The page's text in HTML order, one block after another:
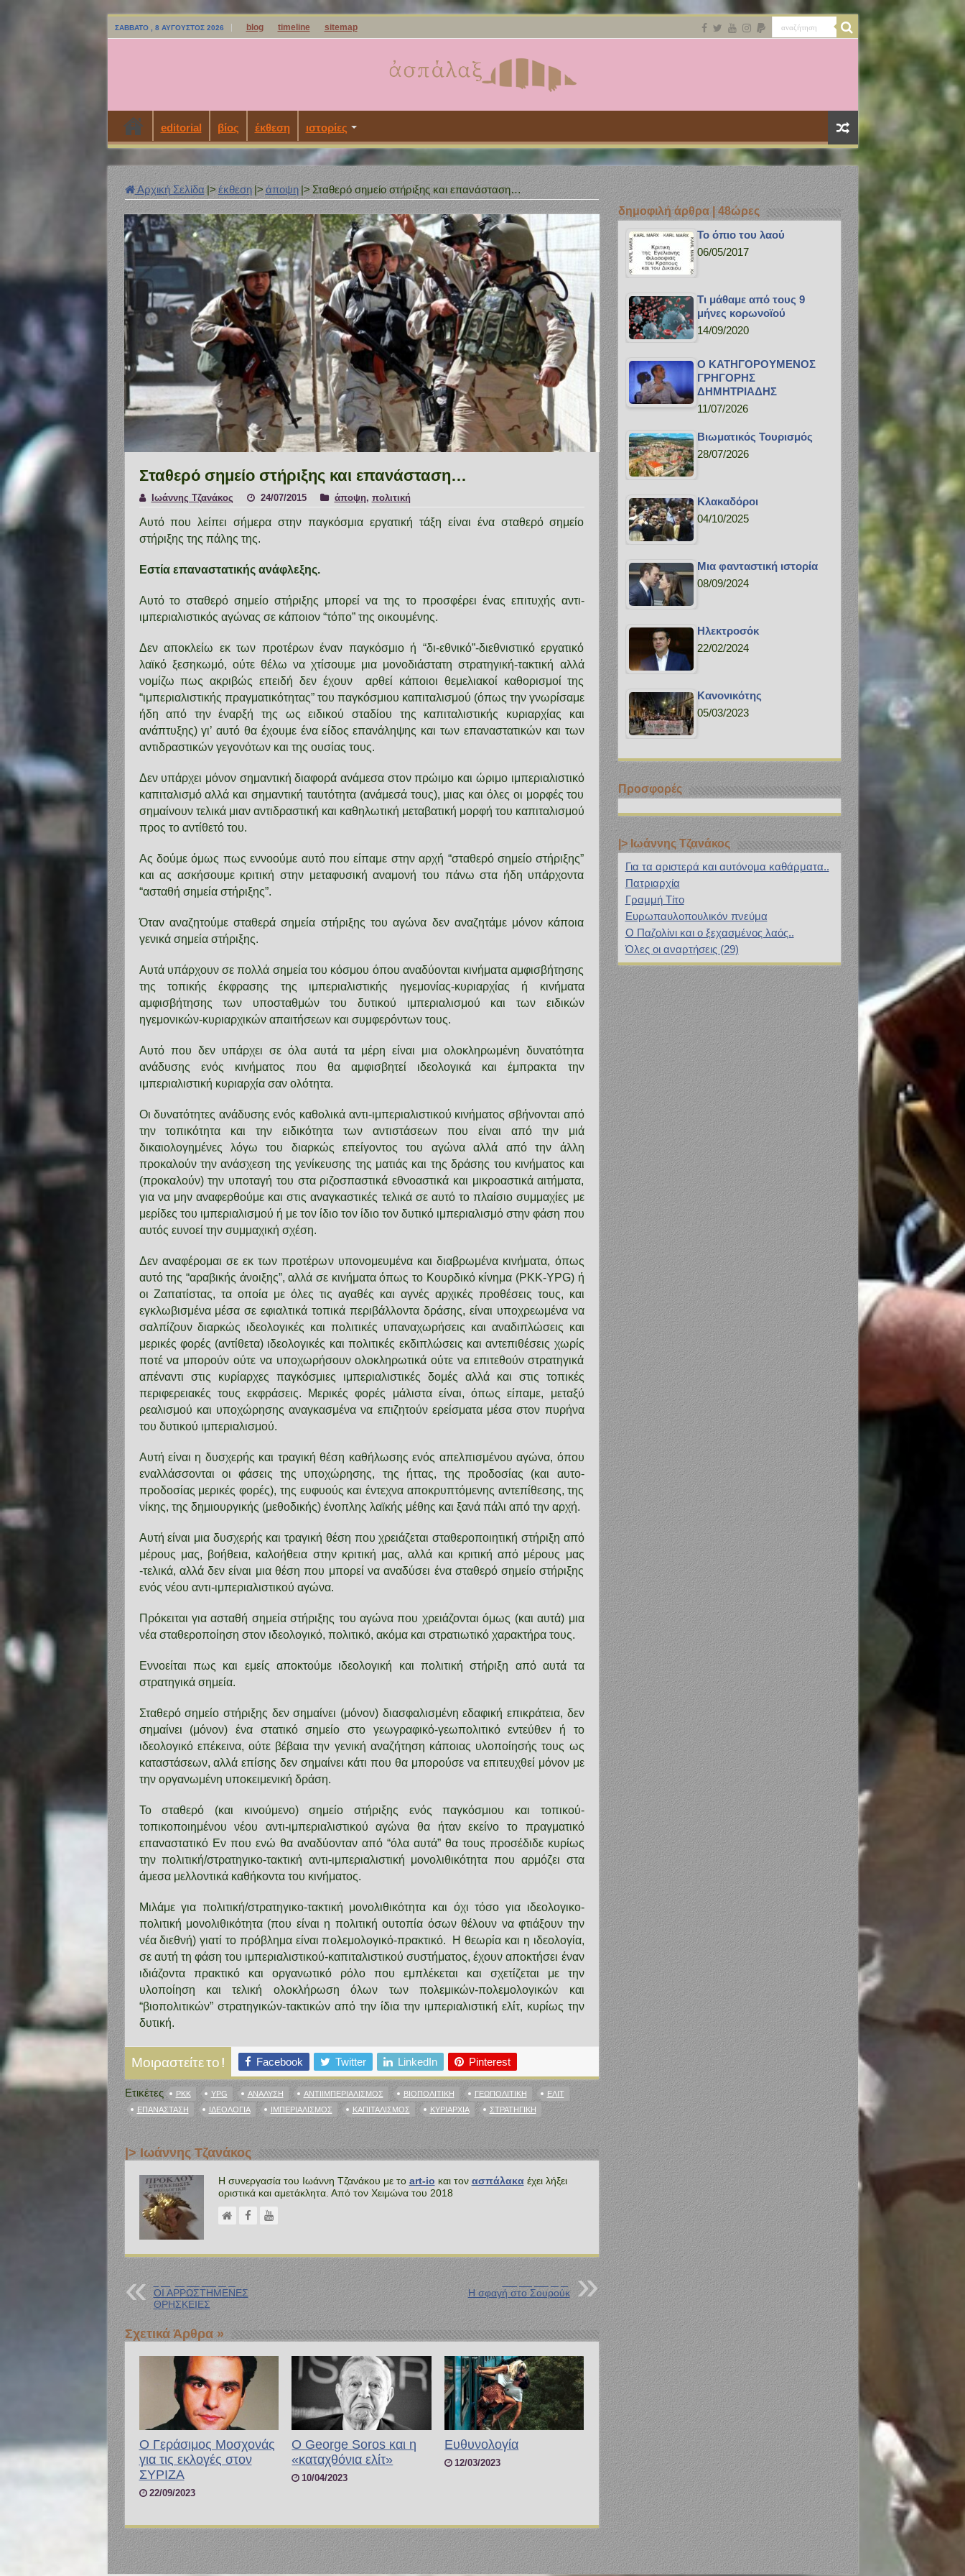
ΣΆΒΒΑΤΟ , 8 ΑΎΓΟΥΣΤΟΣ 2026 blog timeline sitemap
editorial βίος έκθεση ιστορίες
Αρχική Σελίδα |>έκθεση |> άποψη |> Σταθερό σημείο στήριξης και επανάσταση…
Σταθερό σημείο στήριξης και επανάσταση…
Ιωάννης Τζανάκος 24/07/2015 άποψη, πολιτική
Αυτό που λείπει σήμερα στην παγκόσμια εργατική τάξη είναι ένα σταθερό σημείο
στήριξης της πάλης της.
Εστία επαναστατικής ανάφλεξης.
Αυτό το σταθερό σημείο στήριξης μπορεί να της το προσφέρει ένας επιτυχής αντι-
ιμπεριαλιστικός αγώνας σε κάποιον “τόπο” της οικουμένης.
Δεν αποκλείω εκ των προτέρων έναν παγκόσμιο ή “δι-εθνικό”-διεθνιστικό εργατικό
λαϊκό ξεσηκωμό, ούτε θέλω να χτίσουμε μια μονοδιάστατη στρατηγική-τακτική αλλά
νομίζω πως ακριβώς επειδή δεν έχουν αρθεί κάποιοι θεμελιακοί καθορισμοί της
“ιμπεριαλιστικής πραγματικότητας” του παγκόσμιου καπιταλισμού (όπως την γνωρίσαμε
ήδη από την έναρξή της ως ειδικού σταδίου της καπιταλιστικής κυριαρχίας και
ανάπτυξης) γι’ αυτό θα έχουμε ένα είδος επανάληψης και των επαναστατικών και των
αντιδραστικών γεγονότων και της ουσίας τους.
Δεν υπάρχει μόνον σημαντική διαφορά ανάμεσα στον πρώιμο και ώριμο ιμπεριαλιστικό
καπιταλισμό αλλά και σημαντική ταυτότητα (ανάμεσά τους), μιας και όλες οι μορφές του
σημαίνουν τελικά μιαν αντιδραστική και καθηλωτική μεταβατική μορφή του καπιταλισμού
προς το αντίθετό του.
Ας δούμε όμως πως εννοούμε αυτό που είπαμε στην αρχή “σταθερό σημείο στήριξης”
και ας ασκήσουμε κριτική στην μεταφυσική αναμονή του πάνω στα ήδη υπάρχοντα
“ασταθή σημεία στήριξης”.
Όταν αναζητούμε σταθερά σημεία στήριξης του αγώνα δεν αναζητάμε μόνον κάποια
γενικά σημεία στήριξης.
Αυτά υπάρχουν σε πολλά σημεία του κόσμου όπου αναδύονται κινήματα αμφισβήτησης
της τοπικής έκφρασης της ιμπεριαλιστικής ηγεμονίας-κυριαρχίας ή κινήματα
αμφισβήτησης των υποσταθμών του δυτικού ιμπεριαλισμού και των ειδικών
ηγεμονικών-κυριαρχικών απαιτήσεων και συμφερόντων τους.
Αυτό που δεν υπάρχει σε όλα αυτά τα μέρη είναι μια ολοκληρωμένη δυνατότητα
ανάδυσης ενός κινήματος που θα αμφισβητεί ιδεολογικά και έμπρακτα την
ιμπεριαλιστική κυριαρχία σαν ολότητα.
Οι δυνατότητες ανάδυσης ενός καθολικά αντι-ιμπεριαλιστικού κινήματος σβήνονται από
την τοπικότητα και την ειδικότητα των αντιστάσεων που είναι από την μιά
δικαιολογημένες λόγω του διαρκώς επείγοντος του αγώνα αλλά από την άλλη
προκαλούν την ανάσχεση της γενίκευσης της ματιάς και της δράσης του κινήματος και
(προκαλούν) την υποταγή του στα ριζοσπαστικά εθνοαστικά και μικροαστικά αιτήματα,
για να μην αναφερθούμε και στις αναγκαστικές τελικά σε αυτό το πλαίσιο συμμαχίες με
μερίδες του ιμπεριαλισμού ή με τον ίδιο τον ίδιο τον δυτικό ιμπεριαλισμό στην φάση που
αυτός ευνοεί την συμμαχική σχέση.
Δεν αναφέρομαι σε εκ των προτέρων υπονομευμένα και διαβρωμένα κινήματα, όπως
αυτό της “αραβικής άνοιξης”, αλλά σε κινήματα όπως το Κουρδικό κίνημα (PKK-YPG) ή
οι Ζαπατίστας, τα οποία με όλες τις αγαθές και αγνές αρχικές προθέσεις τους, και
εγκλωβισμένα μέσα σε εφιαλτικά τοπικά περιβάλλοντα δράσης, είναι υποχρεωμένα να
σαλπίζουν διαρκώς ιδεολογικές και πολιτικές υπαναχωρήσεις και αναδιπλώσεις και
μερικές φορές (αντίθετα) ιδεολογικές και πολιτικές εκδιπλώσεις και αντεπιθέσεις χωρίς
ποτέ να μπορούν ούτε να υποχωρήσουν ολοκληρωτικά ούτε να επιτεθούν στρατηγικά
απέναντι στις κυρίαρχες παγκόσμιες ιμπεριαλιστικές δομές αλλά και στις τοπικές
περιφερειακές τους εκφράσεις. Μερικές φορές μάλιστα είναι, όπως είπαμε, μεταξύ
ρεαλισμού και υποχώρησης αναγκασμένα να επιζητούν ερείσματα μέσα στον πυρήνα
του δυτικού ιμπεριαλισμού.
Αυτή είναι η δυσχερής και τραγική θέση καθήλωσης ενός απελπισμένου αγώνα, όπου
εναλλάσσονται οι φάσεις της υποχώρησης, της ήττας, της προδοσίας (και αυτο-
προδοσίας μερικές φορές), της ευφυούς και έντεχνα αποκρυπτόμενης αντεπίθεσης, της
νίκης, της δημιουργικής (μεθοδικής) ένοπλης λαϊκής μέθης και ξανά πάλι από την αρχή.
Αυτή είναι μια δυσχερής και τραγική θέση που χρειάζεται σταθεροποιητική στήριξη από
μέρους μας, βοήθεια, καλοήθεια στην κριτική μας, αλλά και κριτική από μέρους μας
-τελικά, αλλά δεν είναι μια θέση που μπορεί να αναδύσει ένα σταθερό σημείο στήριξης
ενός νέου αντι-ιμπεριαλιστικού αγώνα.
Πρόκειται για ασταθή σημεία στήριξης του αγώνα που χρειάζονται όμως (και αυτά) μια
νέα σταθεροποίηση στον ιδεολογικό, πολιτικό, ακόμα και στρατιωτικό χαρακτήρα τους.
Εννοείται πως και εμείς αποκτούμε ιδεολογική και πολιτική στήριξη από αυτά τα
στρατηγικά σημεία.
Σταθερό σημείο στήριξης δεν σημαίνει (μόνον) διασφαλισμένη εδαφική επικράτεια, δεν
σημαίνει (μόνον) ένα στατικό σημείο στο γεωγραφικό-γεωπολιτικό εντεύθεν ή το
ιδεολογικό επέκεινα, ούτε βέβαια την γενική αναζήτηση κάποιας υλοποίησής τους ως
καταστάσεων, αλλά επίσης δεν σημαίνει κάτι που θα μπορούσε να επιτευχθεί μόνον με
την οργανωμένη υποκειμενική δράση.
Το σταθερό (και κινούμενο) σημείο στήριξης ενός παγκόσμιου και τοπικού-
τοπικοποιημένου νέου αντι-ιμπεριαλιστικού αγώνα θα ήταν εκείνο το πραγματικό
επαναστατικό Εν που ενώ θα αναδύονταν από “όλα αυτά” θα τους προσέδιδε κυρίως
την πολιτική/στρατηγικο-τακτική αντι-ιμπεριαλιστική μονολιθικότητα που αρμόζει στα
άμεσα μελλοντικά καθήκοντα του κινήματος.
Μιλάμε για πολιτική/στρατηγικο-τακτική μονολιθικότητα και όχι τόσο για ιδεολογικο-
πολιτική μονολιθικότητα (που είναι η πολιτική ουτοπία όσων θέλουν να φτιάξουν την
νέα διεθνή) γιατί το πρόβλημα είναι πολεμολογικό-πρακτικό. Η θεωρία και η ιδεολογία,
σε αυτή τη φάση του ιμπεριαλιστικού-καπιταλιστικού συστήματος, έχουν αποκτήσει έναν
ιδιάζοντα πρακτικό και οργανωτικό ρόλο που εμπλέκεται και σχετίζεται με την
υλοποίηση και τελική ολοκλήρωση όλων των πολεμικών-πολεμολογικών και
“βιοπολιτικών” στρατηγικών-τακτικών από την ίδια την ιμπεριαλιστική ελίτ, κυρίως την
δυτική.
Μοιραστείτε το ! Facebook Twitter LinkedIn Pinterest
Ετικέτες PKK YPG ΑΝΆΛΥΣΗ ΑΝΤΙΙΜΠΕΡΙΑΛΙΣΜΌΣ ΒΙΟΠΟΛΙΤΙΚΉ ΓΕΩΠΟΛΙΤΙΚΉ
ΕΛΊΤ
ΕΠΑΝΆΣΤΑΣΗ
ΙΔΕΟΛΟΓΊΑ ΙΜΠΕΡΙΑΛΙΣΜΟΣ ΚΑΠΙΤΑΛΙΣΜΌΣ ΚΥΡΙΑΡΧΊΑ ΣΤΡΑΤΗΓΙΚΉ
|> Ιωάννης Τζανάκος
Η συνεργασία του Ιωάννη Τζανάκου με το art-io και τον ασπάλακαέχει λήξει
οριστικά και αμετάκλητα. Από τον Χειμώνα του 2018
Προηγούμενη Ανάρτηση
ΟΙ ΑΡΡΩΣΤΗΜΕΝΕΣ
ΘΡΗΣΚΕΙΕΣ
Επόμενη Ανάρτηση
Η σφαγή στο Σουρούκ
Σχετικά Άρθρα »
Ο Γεράσιμος Μοσχονάς
για τις εκλογές στον
ΣΥΡΙΖΑ
22/09/2023
Ο George Soros και η
«καταχθόνια ελίτ»
10/04/2023
Ευθυνολογία
12/03/2023
δημοφιλή άρθρα | 48ώρες
Το όπιο του λαού
06/05/2017
Τι μάθαμε από τους 9
μήνες κορωνοϊού
14/09/2020
Ο ΚΑΤΗΓΟΡΟΥΜΕΝΟΣ
ΓΡΗΓΟΡΗΣ
ΔΗΜΗΤΡΙΑΔΗΣ
11/07/2026
Bιωματικός Τουρισμός
28/07/2026
Κλακαδόροι
04/10/2025
Μια φανταστική ιστορία
08/09/2024
Ηλεκτροσόκ
22/02/2024
Κανονικότης
05/03/2023
Προσφορές
|> Ιωάννης Τζανάκος
Για τα αριστερά και αυτόνομα καθάρματα..
Πατριαρχία
Γραμμή Τίτο
Ευρωπαυλοπουλικόν πνεύμα
Ο Παζολίνι και ο ξεχασμένος λαός..
Όλες οι αναρτήσεις (29)